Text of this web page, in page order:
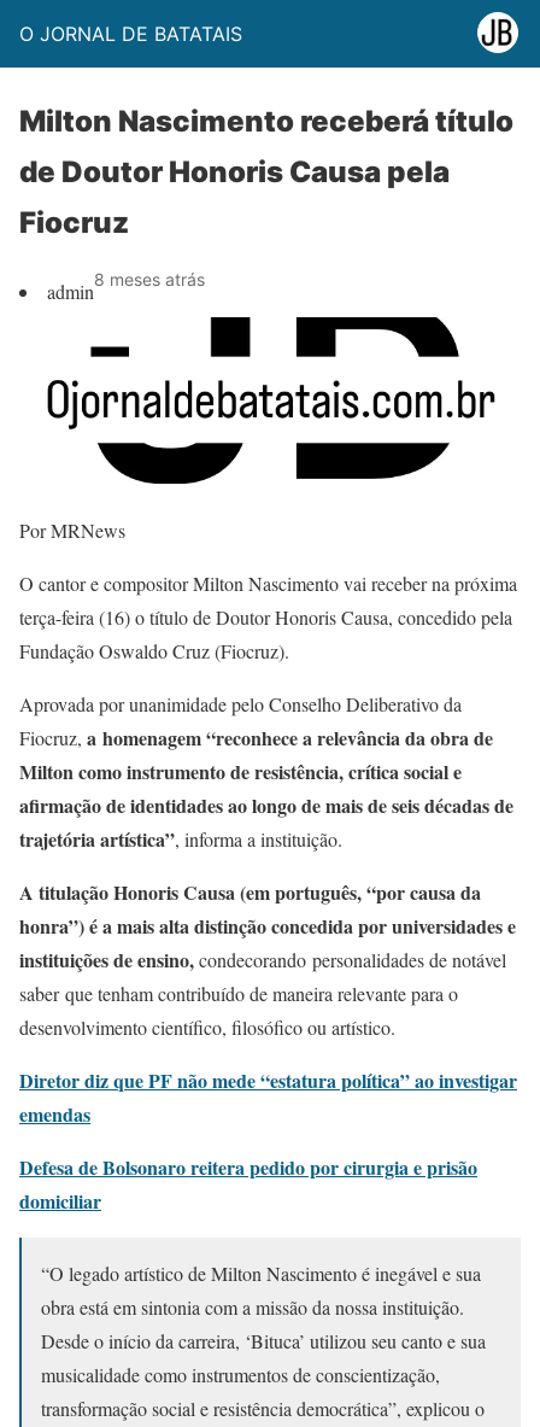
O JORNAL DE BATATAIS
Milton Nascimento receberá título
de Doutor Honoris Causa pela
Fiocruz
admin8 meses atrás
Por MRNews
O cantor e compositor Milton Nascimento vai receber na próxima
terça-feira (16) o título de Doutor Honoris Causa, concedido pela
Fundação Oswaldo Cruz (Fiocruz).
Aprovada por unanimidade pelo Conselho Deliberativo da
Fiocruz, a homenagem “reconhece a relevância da obra de
Milton como instrumento de resistência, crítica social e
afirmação de identidades ao longo de mais de seis décadas de
trajetória artística”, informa a instituição.
A titulação Honoris Causa (em português, “por causa da
honra”) é a mais alta distinção concedida por universidades e
instituições de ensino,condecorando personalidades de notável
saber que tenham contribuído de maneira relevante para o
desenvolvimento científico, filosófico ou artístico.
Diretor diz que PF não mede “estatura política” ao investigar
emendas
Defesa de Bolsonaro reitera pedido por cirurgia e prisão
domiciliar
“O legado artístico de Milton Nascimento é inegável e sua
obra está em sintonia com a missão da nossa instituição.
Desde o início da carreira, ‘Bituca’ utilizou seu canto e sua
musicalidade como instrumentos de conscientização,
transformação social e resistência democrática”, explicou o